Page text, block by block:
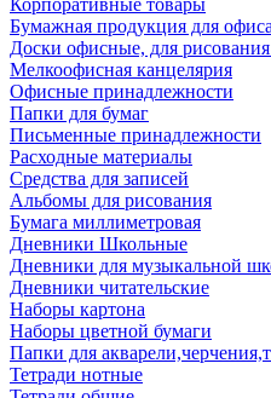
Корпоративные товары
Бумажная продукция для офиса
Доски офисные, для
Мелкоофисная канцелярия
Офисные принадлежности
Папки для бумаг
Письменные принадлежности
Расходные материалы
Средства для записей
Альбомы для рисования
Бумага миллиметровая
Дневники Школьные
Дневники для музыкальной
Дневники читательские
Наборы картона
Наборы цветной бумаги
Папки для
Тетради нотные